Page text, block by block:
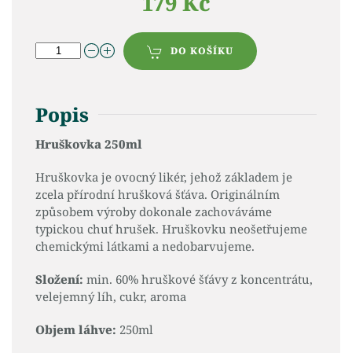
DO KOŠÍKU
Popis
Hruškovka 250ml
Hruškovka je ovocný likér, jehož základem je
zcela přírodní hrušková šťáva. Originálním
způsobem výroby dokonale zachováváme
typickou chuť hrušek. Hruškovku neošetřujeme
chemickými látkami a nedobarvujeme.
Složení: min. 60% hruškové šťávy z koncentrátu,
velejemný líh, cukr, aroma
Objem láhve: 250ml